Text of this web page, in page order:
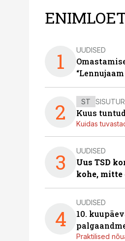
1 UUDISED
2 ST
Kuus
Kuidas
3 UUDISED
Uus TSD
kohe, mitte
4
UUDISED
10.
Praktilised